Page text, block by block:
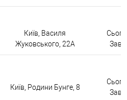
Київ, Василя
Жуковського, 22А
Київ, Родини Бунге, 8